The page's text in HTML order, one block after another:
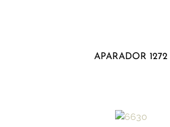
APARADOR 1272